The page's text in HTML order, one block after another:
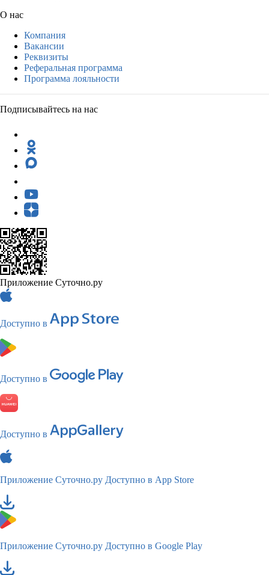
О нас
Компания
Вакансии
Реквизиты
Реферальная программа
Программа лояльности
Подписывайтесь на нас
Приложение Суточно.ру
Доступно в
Доступно в
Доступно в
Приложение Суточно.ру Доступно в App Store
Приложение Суточно.ру Доступно в Google Play